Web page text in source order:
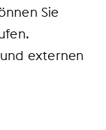
Sie
externen